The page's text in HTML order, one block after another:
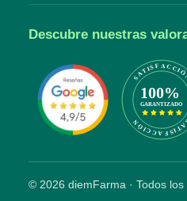
Descubre nuestras
© 2026 diemFarma · Todos